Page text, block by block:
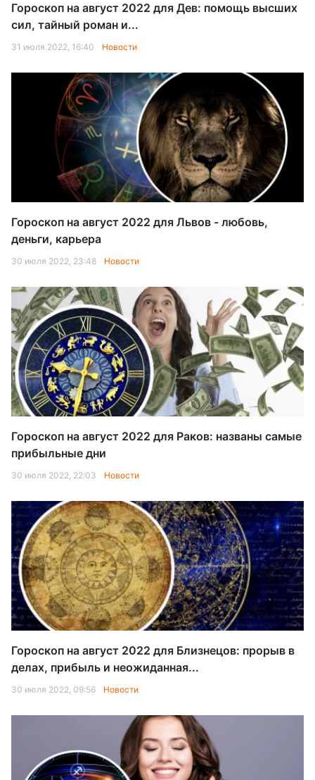
Гороскоп на август 2022 для Дев: помощь высших
сил, тайный роман и...
31 июля 2022, 16:40 Новости
Гороскоп на август 2022 для Львов - любовь,
деньги, карьера
30 июля 2022, 23:48 Новости
Гороскоп на август 2022 для Раков: названы самые
прибыльные дни
30 июля 2022, 22:03 Новости
Гороскоп на август 2022 для Близнецов: прорыв в
делах, прибыль и неожиданная...
30 июля 2022, 09:56 Новости